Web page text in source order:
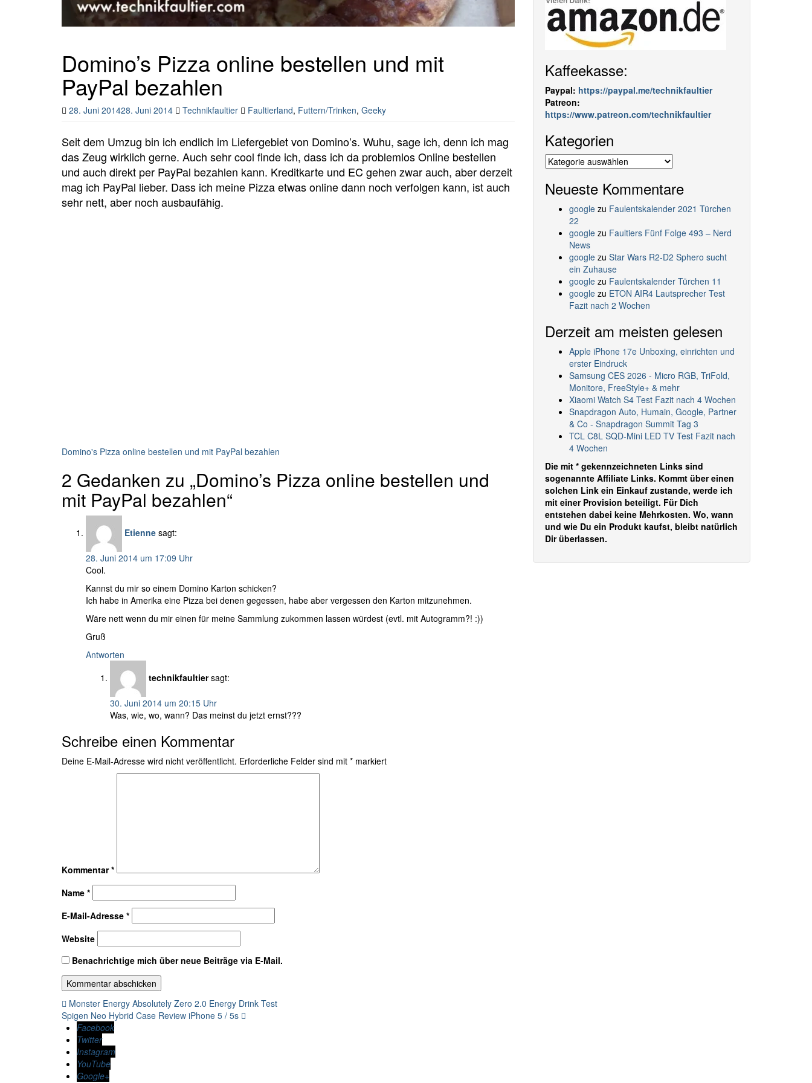
Domino’s Pizza online bestellen und mit
PayPal bezahlen
28. Juni 201428. Juni 2014 Technikfaultier Faultierland, Futtern/Trinken, Geeky
Seit dem Umzug bin ich endlich im Liefergebiet von Domino’s. Wuhu, sage ich, denn ich mag
das Zeug wirklich gerne. Auch sehr cool finde ich, dass ich da problemlos Online bestellen
und auch direkt per PayPal bezahlen kann. Kreditkarte und EC gehen zwar auch, aber derzeit
mag ich PayPal lieber. Dass ich meine Pizza etwas online dann noch verfolgen kann, ist auch
sehr nett, aber noch ausbaufähig.
Domino's Pizza online bestellen und mit PayPal bezahlen
2 Gedanken zu „Domino’s Pizza online bestellen und
mit PayPal bezahlen“
Etienne sagt:
28. Juni 2014 um 17:09 Uhr
Cool.
Kannst du mir so einem Domino Karton schicken?
Ich habe in Amerika eine Pizza bei denen gegessen, habe aber vergessen den Karton mitzunehmen.
Wäre nett wenn du mir einen für meine Sammlung zukommen lassen würdest (evtl. mit Autogramm?! :))
Gruß
Antworten
technikfaultier sagt:
30. Juni 2014 um 20:15 Uhr
Was, wie, wo, wann? Das meinst du jetzt ernst???
Schreibe einen Kommentar
Deine E-Mail-Adresse wird nicht veröffentlicht. Erforderliche Felder sind mit * markiert
Kommentar*
Name *
E-Mail-Adresse *
Website
Benachrichtige mich über neue Beiträge via E-Mail.
Beitragsnavigation
Monster Energy Absolutely Zero 2.0 Energy Drink Test
Spigen Neo Hybrid Case Review iPhone 5 / 5s
Kaffeekasse:
Paypal: https://paypal.me/technikfaultier
Patreon:
https://www.patreon.com/technikfaultier
Kategorien
Kategorien
Neueste Kommentare
google zu Faulentskalender 2021 Türchen
22
google zu Faultiers Fünf Folge 493 – Nerd
News
google zu Star Wars R2-D2 Sphero sucht
ein Zuhause
google zu Faulentskalender Türchen 11
google zu ETON AIR4 Lautsprecher Test
Fazit nach 2 Wochen
Derzeit am meisten gelesen
Apple iPhone 17e Unboxing, einrichten und
erster Eindruck
Samsung CES 2026 - Micro RGB, TriFold,
Monitore, FreeStyle+ & mehr
Xiaomi Watch S4 Test Fazit nach 4 Wochen
Snapdragon Auto, Humain, Google, Partner
& Co - Snapdragon Summit Tag 3
TCL C8L SQD-Mini LED TV Test Fazit nach
4 Wochen
Die mit * gekennzeichneten Links sind
sogenannte Affiliate Links. Kommt über einen
solchen Link ein Einkauf zustande, werde ich
mit einer Provision beteiligt. Für Dich
entstehen dabei keine Mehrkosten. Wo, wann
und wie Du ein Produkt kaufst, bleibt natürlich
Dir überlassen.
Facebook
Twitter
Instagram
YouTube
Google+